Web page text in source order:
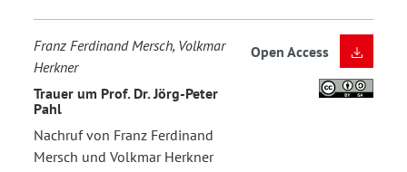
Franz Ferdinand Mersch, Volkmar
Herkner
Trauer um Prof. Dr. Jörg-Peter
Pahl
Nachruf von Franz Ferdinand
Mersch und Volkmar Herkner
Open Access